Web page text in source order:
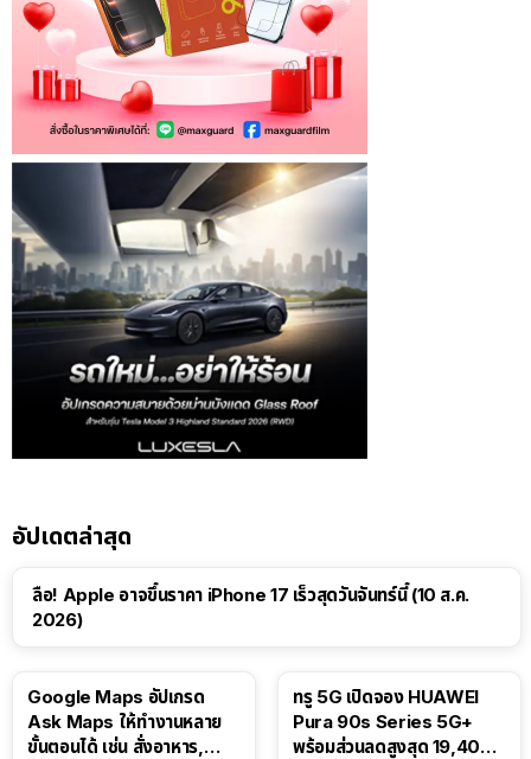
อัปเดตล่าสุด
ลือ! Apple อาจขึ้นราคา iPhone 17 เร็วสุดวันจันทร์นี้ (10 ส.ค.
2026)
Google Maps อัปเกรด
Ask Maps ให้ทำงานหลาย
ขั้นตอนได้ เช่น สั่งอาหาร,
ทรู 5G เปิดจอง HUAWEI
Pura 90s Series 5G+
พร้อมส่วนลดสูงสุด 19,400